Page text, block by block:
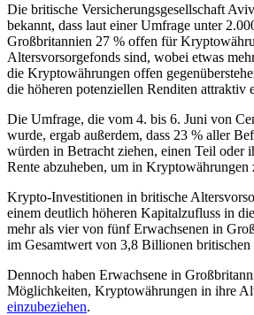
Die britische Versicherungsgesellschaft
bekannt, dass laut einer Umfrage unter
Großbritannien 27 % offen für
Altersvorsorgefonds sind, wobei etwas
die Kryptowährungen offen
die höheren potenziellen Renditen attraktiv
Die Umfrage, die vom 4. bis 6. Juni von
wurde, ergab außerdem, dass 23 % aller
würden in Betracht ziehen, einen Teil oder
Rente abzuheben, um in Kryptowährungen
Krypto-Investitionen in britische
einem deutlich höheren Kapitalzufluss in
mehr als vier von fünf Erwachsenen in
im Gesamtwert von 3,8 Billionen britischen
Dennoch haben Erwachsene in
Möglichkeiten, Kryptowährungen in ihre
einzubeziehen.